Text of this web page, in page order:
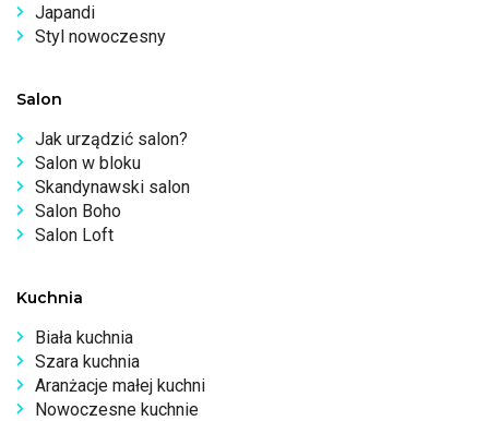
Japandi
Styl nowoczesny
Salon
Jak urządzić salon?
Salon w bloku
Skandynawski salon
Salon Boho
Salon Loft
Kuchnia
Biała kuchnia
Szara kuchnia
Aranżacje małej kuchni
Nowoczesne kuchnie